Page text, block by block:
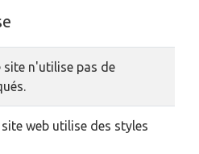
site n'utilise pas de
web utilise des styles